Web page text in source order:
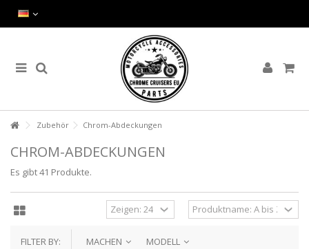
Zubehör Chrom-Abdeckungen
CHROM-ABDECKUNGEN
Es gibt 41 Produkte.
FILTER BY: MACHEN MODELL